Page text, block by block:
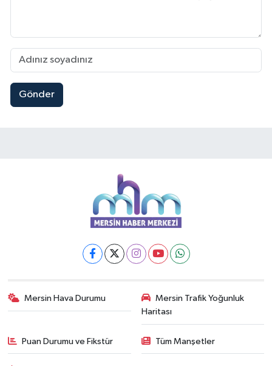
Gönder
Mersin Hava Durumu
Mersin Trafik Yoğunluk
Haritası
Puan Durumu ve Fikstür Tüm Manşetler